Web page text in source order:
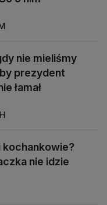
nie mieliśmy
prezydent
łamał
kochankowie?
nie idzie